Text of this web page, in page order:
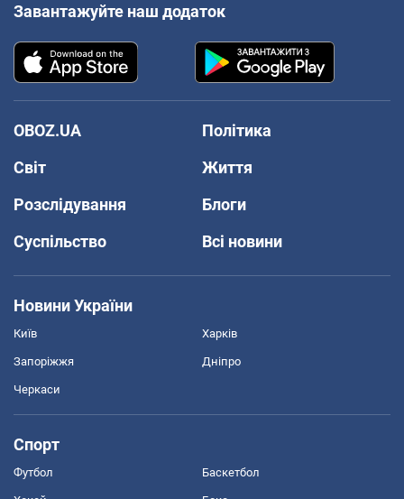
Завантажуйте наш додаток
OBOZ.UA
Політика
Світ
Життя
Розслідування
Блоги
Суспільство
Всі новини
Новини України
Київ Харків
Запоріжжя Дніпро
Черкаси
Спорт
Футбол Баскетбол